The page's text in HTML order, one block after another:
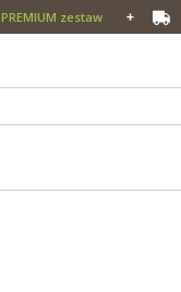
PREMIUM zestaw